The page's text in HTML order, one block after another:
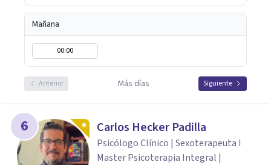
fundamental para la transformación personal y para
construir una vida más auténtica y significativa.
Mañana
00:00
Anterior Más días Siguiente
6 Carlos Hecker Padilla
Psicólogo Clínico | Sexoterapeuta I
Master Psicoterapia Integral |